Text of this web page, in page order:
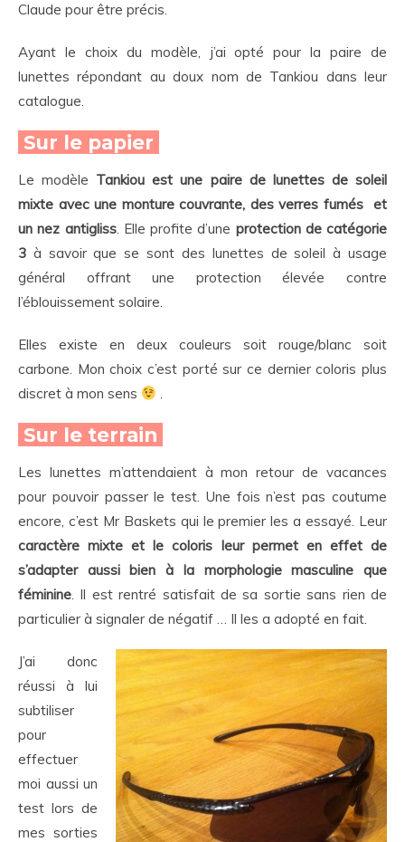
Claude pour être précis.
Ayant le choix du modèle, j’ai opté pour la paire de
lunettes répondant au doux nom de Tankiou dans leur
catalogue.
Sur le papier
Le modèle Tankiou est une paire de lunettes de soleil
mixte avec une monture couvrante, des verres fumés et
un nez antigliss. Elle profite d’une protection de catégorie
3 à savoir que se sont des lunettes de soleil à usage
général offrant une protection élevée contre
l’éblouissement solaire.
Elles existe en deux couleurs soit rouge/blanc soit
carbone. Mon choix c’est porté sur ce dernier coloris plus
discret à mon sens
.
Sur le terrain
Les lunettes m’attendaient à mon retour de vacances
pour pouvoir passer le test. Une fois n’est pas coutume
encore, c’est Mr Baskets qui le premier les a essayé. Leur
caractère mixte et le coloris leur permet en effet de
s’adapter aussi bien à la morphologie masculine que
féminine. Il est rentré satisfait de sa sortie sans rien de
particulier à signaler de négatif … Il les a adopté en fait.
J’ai donc
réussi à lui
subtiliser
pour
effectuer
moi aussi un
test lors de
mes sorties